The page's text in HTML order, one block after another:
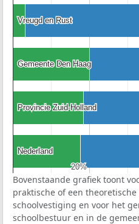
20%
20%
Vreugd en Rust
Vreugd en Rust
Gemeente Den Haag
Gemeente Den Haag
Provincie Zuid-Holland
Provincie Zuid-Holland
Nederland
Nederland
Bovenstaande grafiek toont
praktische of een
schoolvestiging en voor het
schoolbestuur en in de